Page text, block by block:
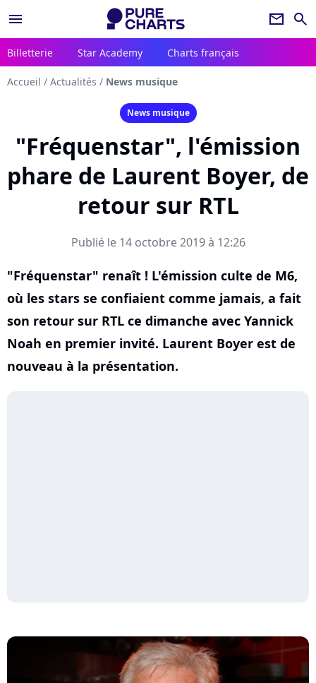
menu newsletter search
Billetterie Star Academy Charts français
Accueil / Actualités / News musique
News musique
"Fréquenstar", l'émission
phare de Laurent Boyer, de
retour sur RTL
Publié le 14 octobre 2019 à 12:26
"Fréquenstar" renaît ! L'émission culte de M6,
où les stars se confiaient comme jamais, a fait
son retour sur RTL ce dimanche avec Yannick
Noah en premier invité. Laurent Boyer est de
nouveau à la présentation.